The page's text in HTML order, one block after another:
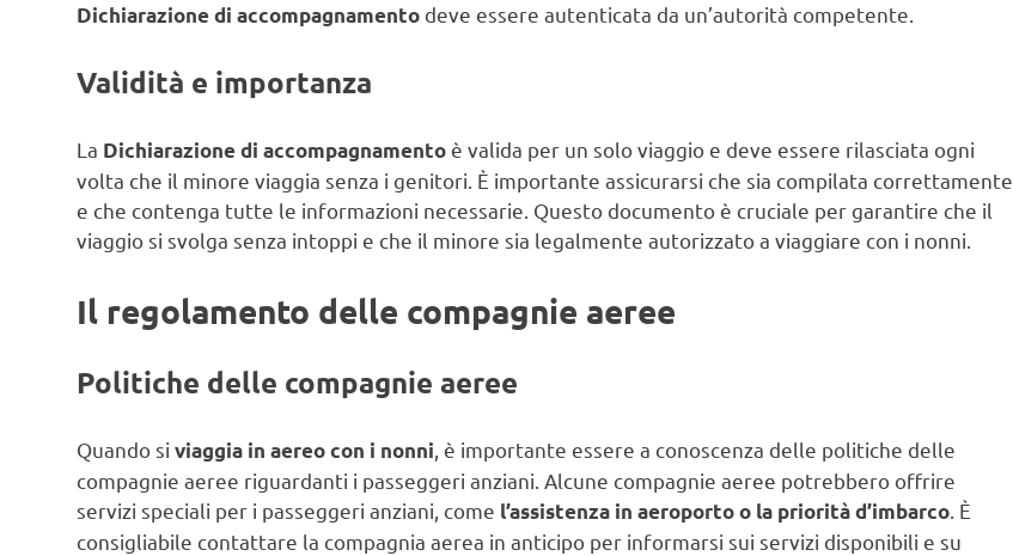
Dichiarazione di accompagnamento deve essere autenticata da un’autorità competente.
Validità e importanza
La Dichiarazione di accompagnamento è valida per un solo viaggio e deve essere rilasciata ogni
volta che il minore viaggia senza i genitori. È importante assicurarsi che sia compilata correttamente
e che contenga tutte le informazioni necessarie. Questo documento è cruciale per garantire che il
viaggio si svolga senza intoppi e che il minore sia legalmente autorizzato a viaggiare con i nonni.
Il regolamento delle compagnie aeree
Politiche delle compagnie aeree
Quando si viaggia in aereo con i nonni, è importante essere a conoscenza delle politiche delle
compagnie aeree riguardanti i passeggeri anziani. Alcune compagnie aeree potrebbero offrire
servizi speciali per i passeggeri anziani, come l’assistenza in aeroporto o la priorità d’imbarco. È
consigliabile contattare la compagnia aerea in anticipo per informarsi sui servizi disponibili e su